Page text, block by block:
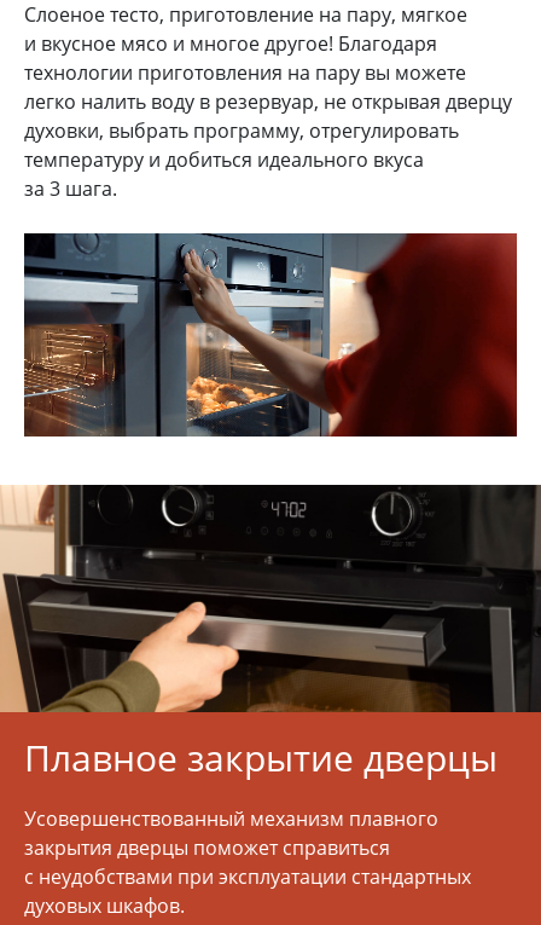
Слоеное тесто, приготовление на пару, мягкое
и вкусное мясо и многое другое! Благодаря
технологии приготовления на пару вы можете
легко налить воду в резервуар, не открывая дверцу
духовки, выбрать программу, отрегулировать
температуру и добиться идеального вкуса
за 3 шага.
Плавное закрытие дверцы
Усовершенствованный механизм плавного
закрытия дверцы поможет справиться
с неудобствами при эксплуатации стандартных
духовых шкафов.